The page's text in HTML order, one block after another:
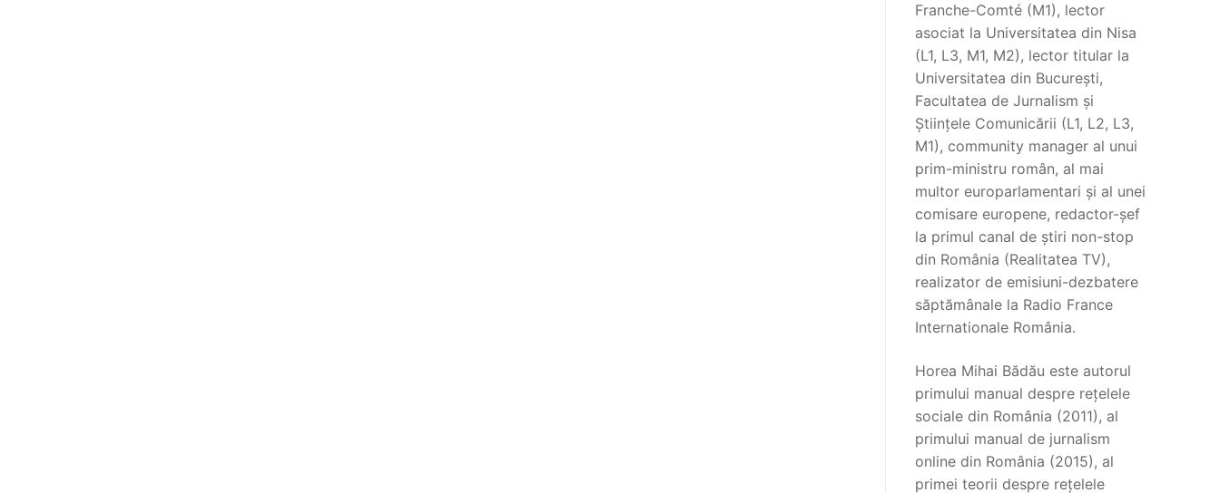
Franche-Comté (M1), lector
asociat la Universitatea din Nisa
(L1, L3, M1, M2), lector titular la
Universitatea din București,
Facultatea de Jurnalism și
Științele Comunicării (L1, L2, L3,
M1), community manager al unui
prim-ministru român, al mai
multor europarlamentari și al unei
comisare europene, redactor-șef
la primul canal de știri non-stop
din România (Realitatea TV),
realizator de emisiuni-dezbatere
săptămânale la Radio France
Internationale România.
Horea Mihai Bădău este autorul
primului manual despre rețelele
sociale din România (2011), al
primului manual de jurnalism
online din România (2015), al
primei teorii despre rețelele